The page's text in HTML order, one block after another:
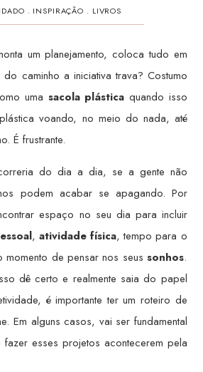
. INSPIRAÇÃO . LIVROS
um planejamento, coloca tudo em
caminho a iniciativa trava? Costumo
uma sacola plástica quando isso
voando, no meio do nada, até
É frustrante.
do dia a dia, se a gente não
podem acabar se apagando. Por
espaço no seu dia para incluir
, atividade física, tempo para o
momento de pensar nos seussonhos.
dê certo e realmente saia do papel
é importante ter um roteiro de
Em alguns casos, vai ser fundamental
esses projetos acontecerem pela